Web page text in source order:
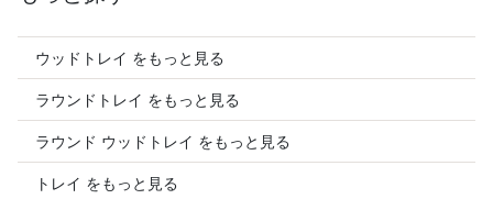
ウッドトレイ をもっと見る
ラウンドトレイ をもっと見る
ラウンド ウッドトレイ をもっと見る
トレイ をもっと見る